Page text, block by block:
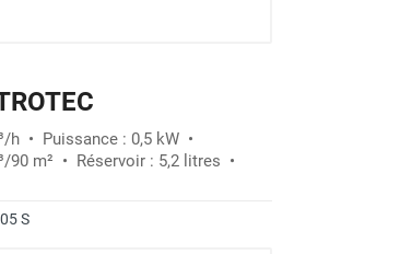
h • Puissance : 0,5 kW •
m² • Réservoir : 5,2 litres •
S